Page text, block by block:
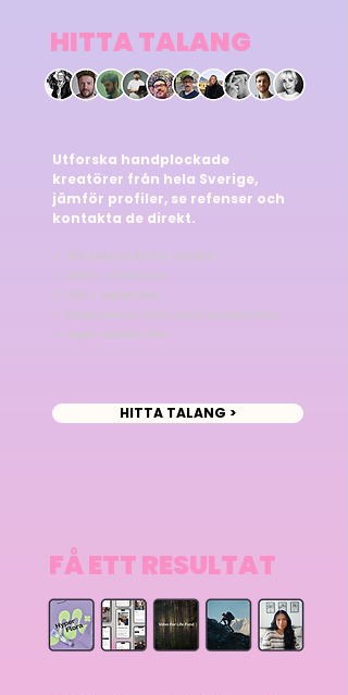
HITTA TALANG
HITTA TALANG >
Utforska handplockade
kreatörer från hela Sverige,
jämför profiler, se refenser och
kontakta de direkt.
✓ 100 kostnadsfria credits
✓ 2000+ frilansare
✓ 200+ expertiser
✓ Både senior och junior kompetens
✓ Ingen admin fee
FÅ ETT RESULTAT